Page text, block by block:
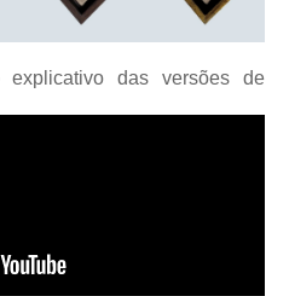
das versões de